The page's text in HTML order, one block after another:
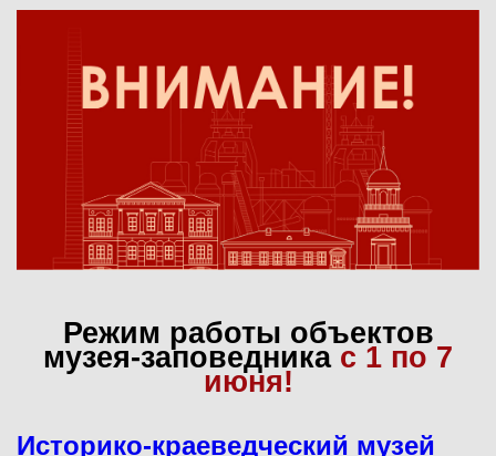
Режим работы объектов
музея-заповедника с 1 по 7
июня!
Историко-краеведческий музей